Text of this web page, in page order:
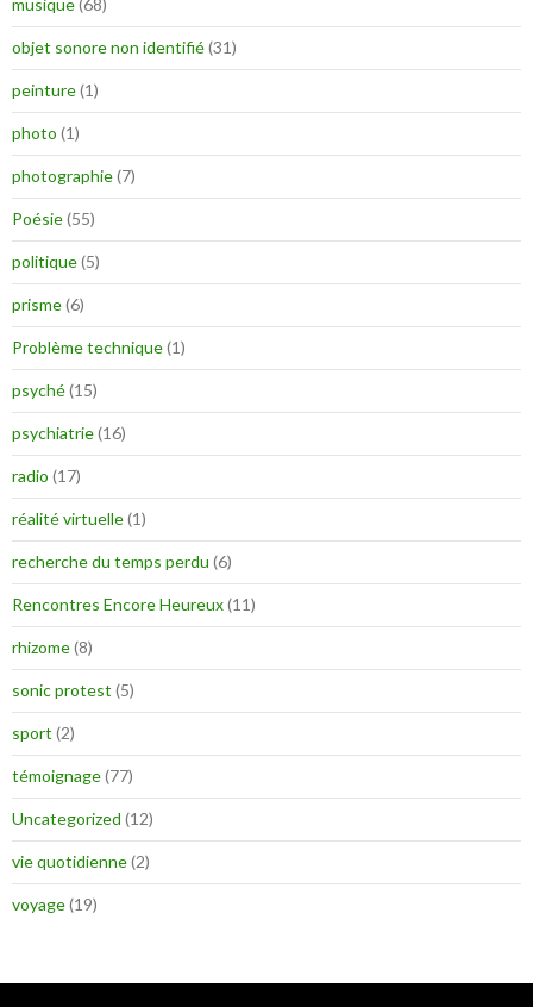
musique(68)
objet sonore non identifié(31)
peinture(1)
photo (1)
photographie(7)
Poésie(55)
politique(5)
prisme(6)
Problème technique(1)
psyché(15)
psychiatrie(16)
radio (17)
réalité virtuelle(1)
recherche du temps perdu (6)
Rencontres Encore Heureux(11)
rhizome(8)
sonic protest (5)
sport (2)
témoignage(77)
Uncategorized (12)
vie quotidienne(2)
voyage(19)